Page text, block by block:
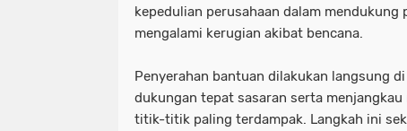
kepedulian perusahaan dalam mendukung
mengalami kerugian akibat bencana.
Penyerahan bantuan dilakukan langsung
dukungan tepat sasaran serta
titik-titik paling terdampak. Langkah ini